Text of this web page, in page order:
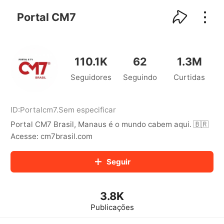
Portal CM7
110.1K
Seguidores
62
Seguindo
1.3M
Curtidas
ID:Portalcm7.Sem especificar
Portal CM7 Brasil, Manaus é o mundo cabem aqui. 🇧🇷
Acesse: cm7brasil.com
Seguir
3.8K
Publicações
kwaikwaikwaikwaikwaikwaikwaikwaikwaikwaikwaikwai
kwaikwaikwaikwaikwaikwaikwaikwaikwaikwaikwaikwai
kwaikwaikwaikwaikwaikwaikwaikwai
kwaikwaikwaikwaikwaikwaikwaikwaikwaikwaikwaikwai
kwaikwaikwaikwaikwaikwaikwaikwai
kwaikwaikwaikwaikwaikwaikwaikwaikwaikwaikwaikwai
kwaikwaikwaikwaikwaikwaikwaikwai
kwaikwaikwaikwaikwaikwaikwaikwaikwaikwaikwaikwai
kwaikwaikwaikwaikwaikwaikwaikwai
kwaikwaikwaikwaikwaikwaikwaikwaikwaikwaikwaikwai
kwaikwaikwaikwaikwaikwaikwaikwai
kwaikwaikwaikwaikwaikwaikwaikwai
kwaikwaikwaikwaikwaikwaikwaikwaikwaikwaikwaikwai
kwaikwaikwaikwaikwaikwaikwaikwai